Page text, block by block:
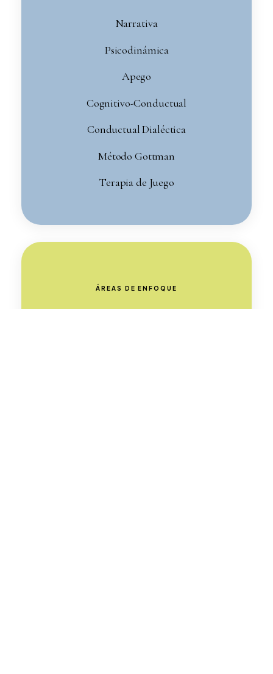
Narrativa
Psicodinámica
Apego
Cognitivo-Conductual
Conductual Dialéctica
Método Gottman
Terapia de Juego
ÁREAS DE ENFOQUE